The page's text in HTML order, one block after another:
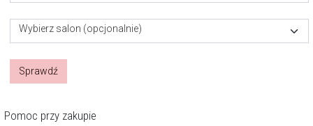
Wybierz salon (opcjonalnie)
Sprawdź
Pomoc przy zakupie